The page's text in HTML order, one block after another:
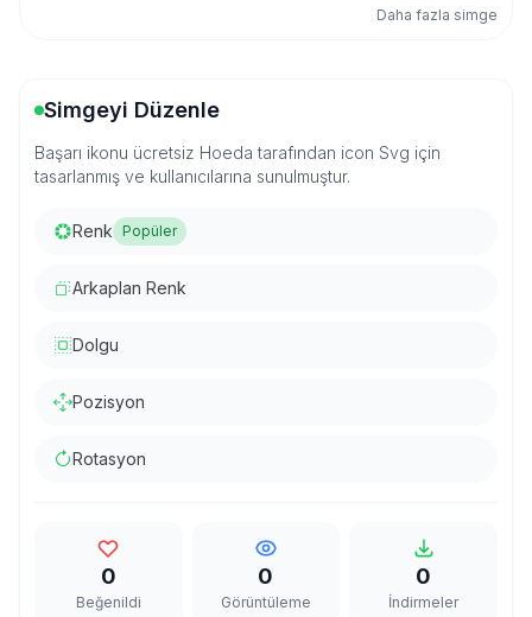
Daha fazla simge
Simgeyi Düzenle
Başarı ikonu ücretsiz Hoeda tarafından icon Svg için
tasarlanmış ve kullanıcılarına sunulmuştur.
Renk Popüler
Arkaplan Renk
Dolgu
Pozisyon
Rotasyon
0
Beğenildi
0
Görüntüleme
0
İndirmeler